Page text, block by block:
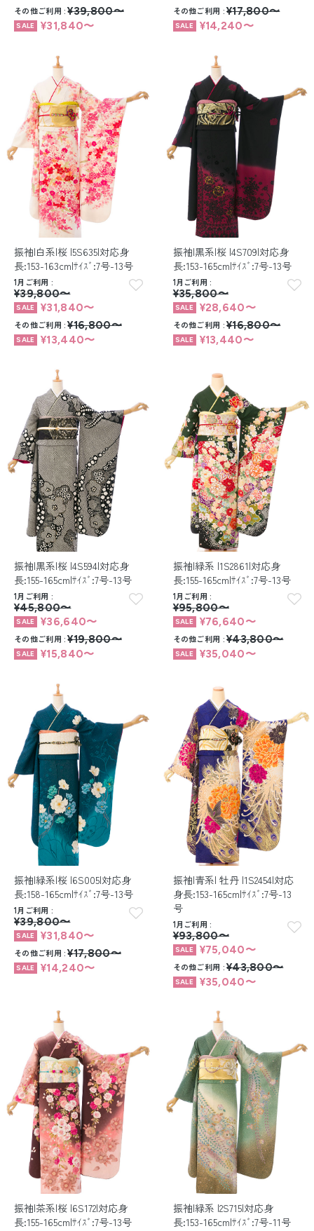
その他ご利用 ¥39,800〜
¥31,840〜
その他ご利用
¥17,800〜
¥14,240〜
振袖|白系|桜 |5S635|対応身
長:153-163cm|ｻｲｽﾞ:7号-13号
1月ご利用
¥39,800〜
¥31,840〜
その他ご利用 ¥16,800〜
¥13,440〜
振袖|黒系|桜 |4S709|対応身
長:153-165cm|ｻｲｽﾞ:7号-13号
1月ご利用
¥35,800〜
¥28,640〜
その他ご利用
¥16,800〜
¥13,440〜
振袖|黒系|桜 |4S594|対応身
長:155-165cm|ｻｲｽﾞ:7号-13号
1月ご利用
¥45,800〜
¥36,640〜
その他ご利用 ¥19,800〜
¥15,840〜
振袖|緑系 |1S2861|対応身
長:155-165cm|ｻｲｽﾞ:7号-13号
1月ご利用
¥95,800〜
¥76,640〜
その他ご利用
¥43,800〜
¥35,040〜
振袖|緑系|桜 |6S005|対応身
長:158-165cm|ｻｲｽﾞ:7号-13号
1月ご利用
¥39,800〜
¥31,840〜
その他ご利用 ¥17,800〜
¥14,240〜
振袖|青系| 牡丹 |1S2454|対応
身長:153-165cm|ｻｲｽﾞ:7号-13
号
1月ご利用
¥93,800〜
¥75,040〜
その他ご利用
¥43,800〜
¥35,040〜
振袖|茶系|桜 |6S172|対応身
長:155-165cm|ｻｲｽﾞ:7号-13号
振袖|緑系 |2S715|対応身
長:153-165cm|ｻｲｽﾞ:7号-11号